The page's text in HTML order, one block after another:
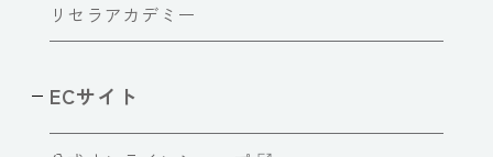
リセラアカデミー
ECサイト